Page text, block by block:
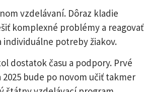
vzdelávaní. Dôraz kladie
komplexné problémy a reagovať
individuálne potreby žiakov.
dostatok času a podpory. Prvé
bude po novom učiť takmer